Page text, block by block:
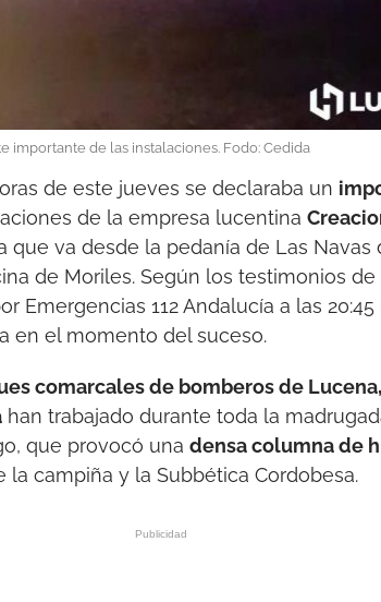
importante de las instalaciones. Fodo: Cedida
de este jueves se declaraba un
de la empresa lucentina
que va desde la pedanía de Las Navas
de Moriles. Según los testimonios
Emergencias 112 Andalucía a las
en el momento del suceso.
comarcales de bomberos de
han trabajado durante toda la
que provocó una densa columna de
la campiña y la Subbética Cordobesa.